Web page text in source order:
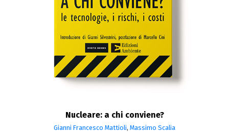
Nucleare: a chi conviene?
Gianni Francesco Mattioli, Massimo Scalia